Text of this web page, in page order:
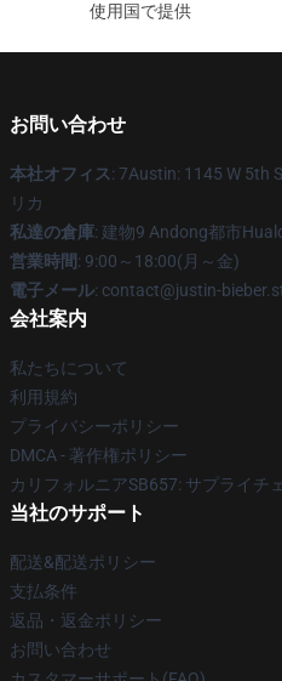
使用国で提供
お問い合わせ
本社オフィス: 7Austin: 1145 W 5th
リカ
私達の倉庫: 建物9 Andong都市
営業時間: 9:00～18:00(月～金)
電子メール: contact@justin-
会社案内
私たちについて
利用規約
プライバシーポリシー
DMCA - 著作権ポリシー
カリフォルニアSB657: サプライチ
当社のサポート
配送&配送ポリシー
支払条件
返品・返金ポリシー
お問い合わせ